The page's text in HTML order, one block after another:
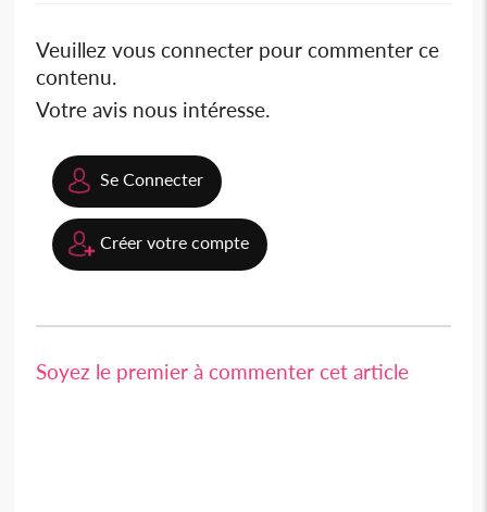
Veuillez vous connecter pour commenter ce
contenu.
Votre avis nous intéresse.
Se Connecter
Créer votre compte
Soyez le premier à commenter cet article